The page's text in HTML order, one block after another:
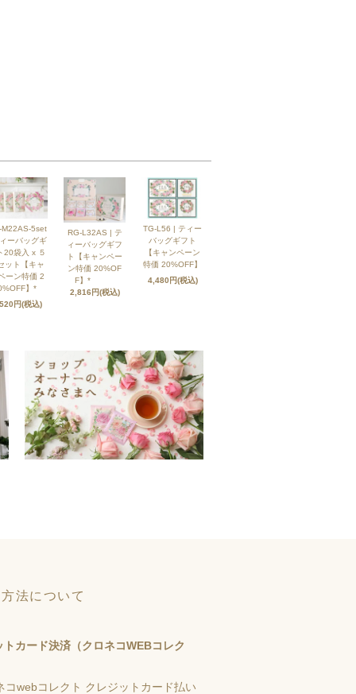
M22AS-5set
ーバッグギ
20袋入 x ５
ット【キャ
ーン特価 2
】*
円(税込)
RG-L32AS | テ
ィーバッグギフ
ト【キャンペー
ン特価 20%OF
F】*
2,816円(税込)
TG-L56 | ティー
バッグギフト
【キャンペーン
特価 20%OFF】
4,480円(税込)
法について
トカード決済（クロネコWEBコレク